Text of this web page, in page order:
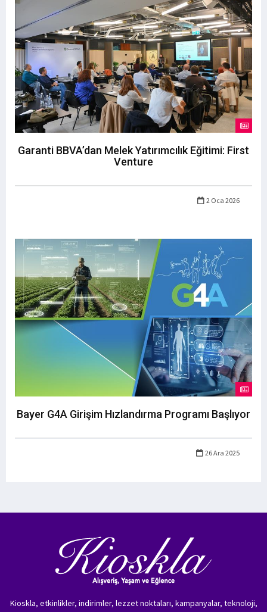
Garanti BBVA’dan Melek Yatırımcılık Eğitimi: First
Venture
2 Oca 2026
Bayer G4A Girişim Hızlandırma Programı Başlıyor
26 Ara 2025
Kioskla, etkinlikler, indirimler, lezzet noktaları, kampanyalar, teknoloji,